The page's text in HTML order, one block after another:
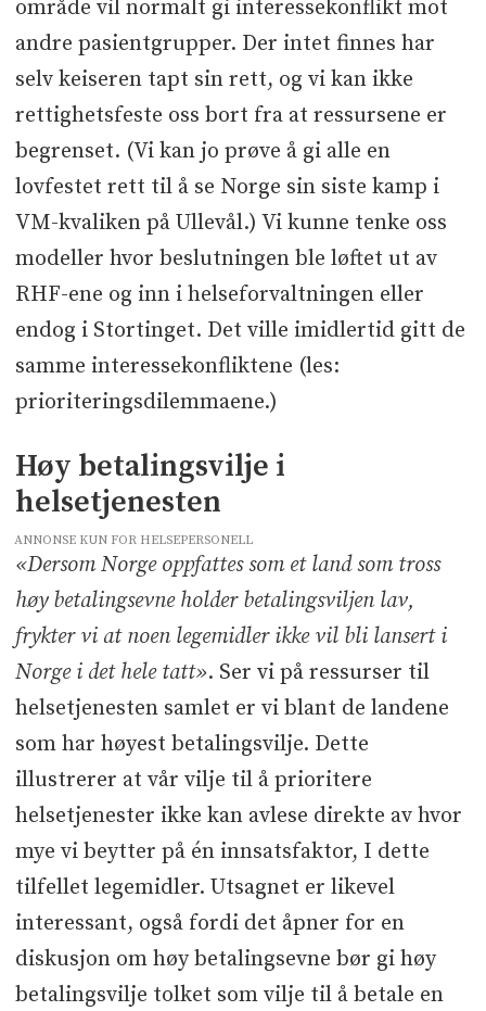
område vil normalt gi interessekonflikt mot
andre pasientgrupper. Der intet finnes har
selv keiseren tapt sin rett, og vi kan ikke
rettighetsfeste oss bort fra at ressursene er
begrenset. (Vi kan jo prøve å gi alle en
lovfestet rett til å se Norge sin siste kamp i
VM-kvaliken på Ullevål.) Vi kunne tenke oss
modeller hvor beslutningen ble løftet ut av
RHF-ene og inn i helseforvaltningen eller
endog i Stortinget. Det ville imidlertid gitt de
samme interessekonfliktene (les:
prioriteringsdilemmaene.)
Høy betalingsvilje i
helsetjenesten
ANNONSE KUN FOR HELSEPERSONELL
«Dersom Norge oppfattes som et land som tross
høy betalingsevne holder betalingsviljen lav,
frykter vi at noen legemidler ikke vil bli lansert i
Norge i det hele tatt». Ser vi på ressurser til
helsetjenesten samlet er vi blant de landene
som har høyest betalingsvilje. Dette
illustrerer at vår vilje til å prioritere
helsetjenester ikke kan avlese direkte av hvor
mye vi beytter på én innsatsfaktor, I dette
tilfellet legemidler. Utsagnet er likevel
interessant, også fordi det åpner for en
diskusjon om høy betalingsevne bør gi høy
betalingsvilje tolket som vilje til å betale en